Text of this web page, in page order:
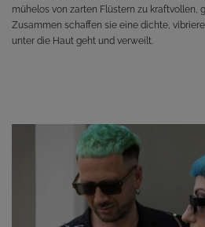
mühelos von zarten Flüstern zu kraftvollen,
Zusammen schaffen sie eine dichte,
unter die Haut geht und verweilt.